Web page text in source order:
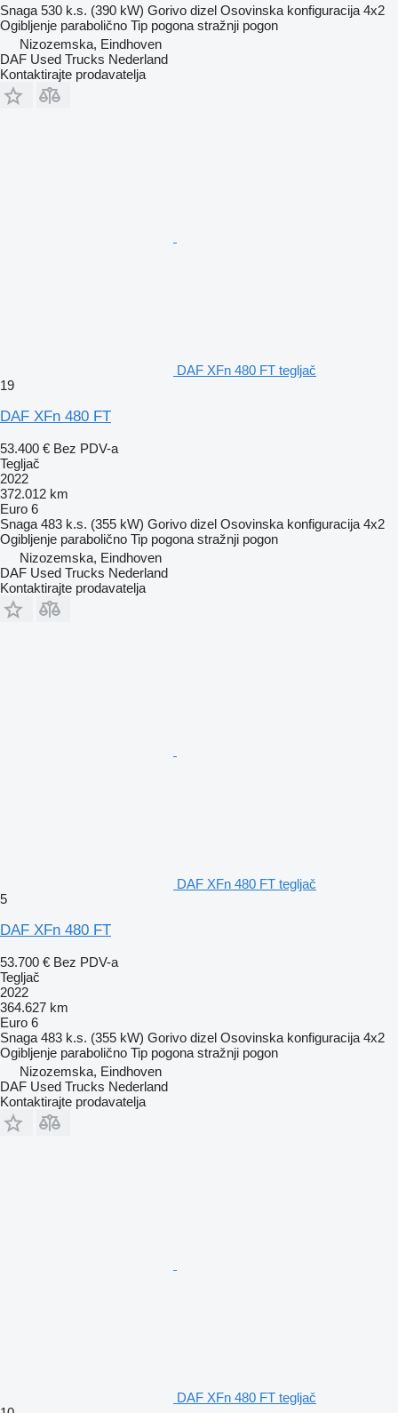
Snaga 530 k.s. (390 kW) Gorivo dizel Osovinska konfiguracija 4x2
Ogibljenje parabolično Tip pogona stražnji pogon
Nizozemska, Eindhoven
DAF Used Trucks Nederland
Kontaktirajte prodavatelja
DAF XFn 480 FT tegljač
19
DAF XFn 480 FT
53.400 € Bez PDV-a
Tegljač
2022
372.012 km
Euro 6
Snaga 483 k.s. (355 kW) Gorivo dizel Osovinska konfiguracija 4x2
Ogibljenje parabolično Tip pogona stražnji pogon
Nizozemska, Eindhoven
DAF Used Trucks Nederland
Kontaktirajte prodavatelja
DAF XFn 480 FT tegljač
5
DAF XFn 480 FT
53.700 € Bez PDV-a
Tegljač
2022
364.627 km
Euro 6
Snaga 483 k.s. (355 kW) Gorivo dizel Osovinska konfiguracija 4x2
Ogibljenje parabolično Tip pogona stražnji pogon
Nizozemska, Eindhoven
DAF Used Trucks Nederland
Kontaktirajte prodavatelja
DAF XFn 480 FT tegljač